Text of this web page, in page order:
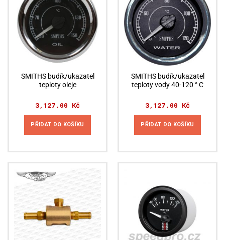
SMITHS budík/ukazatel
teploty oleje
3,127.00 Kč
PŘIDAT DO KOŠÍKU
SMITHS budík/ukazatel
teploty vody 40-120 ° C
3,127.00 Kč
PŘIDAT DO KOŠÍKU